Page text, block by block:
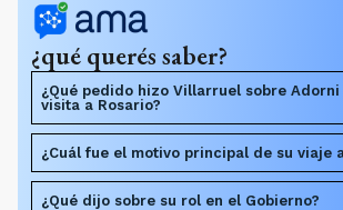
¿qué querés saber?
¿Qué pedido hizo Villarruel sobre
visita a Rosario?
¿Cuál fue el motivo principal de su viaje
¿Qué dijo sobre su rol en el Gobierno?